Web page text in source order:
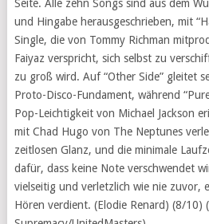
Seite. Alle zehn Songs sind aus dem
und Hingabe herausgeschrieben, mit
Single, die von Tommy Richman
Faiyaz verspricht, sich selbst zu
zu groß wird. Auf “Other Side” gleitet
Proto-Disco-Fundament, während
Pop-Leichtigkeit von Michael Jackson
mit Chad Hugo von The Neptunes
zeitlosen Glanz, und die minimale
dafür, dass keine Note verschwendet
vielseitig und verletzlich wie nie zuvor,
Hören verdient. (Elodie Renard) (8/10)